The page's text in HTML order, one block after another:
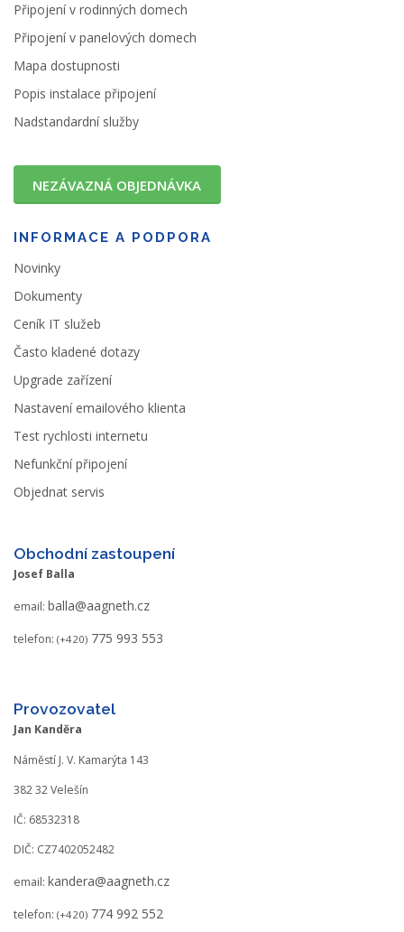
Připojení v rodinných domech
Připojení v panelových domech
Mapa dostupnosti
Popis instalace připojení
Nadstandardní služby
NEZÁVAZNÁ OBJEDNÁVKA
INFORMACE A PODPORA
Novinky
Dokumenty
Ceník IT služeb
Často kladené dotazy
Upgrade zařízení
Nastavení emailového klienta
Test rychlosti internetu
Nefunkční připojení
Objednat servis
Obchodní zastoupení
Josef Balla
email: balla@aagneth.cz
telefon: (+420) 775 993 553
Provozovatel
Jan Kanděra
Náměstí J. V. Kamarýta 143
382 32 Velešín
IČ: 68532318
DIČ: CZ7402052482
email: kandera@aagneth.cz
telefon: (+420) 774 992 552